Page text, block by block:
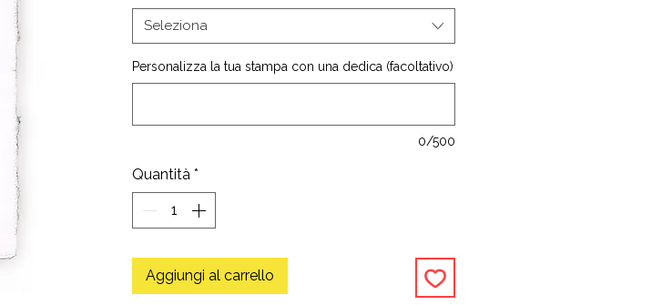
Seleziona
Personalizza la tua stampa con una dedica (facoltativo)
0/500
Quantità *
Aggiungi al carrello